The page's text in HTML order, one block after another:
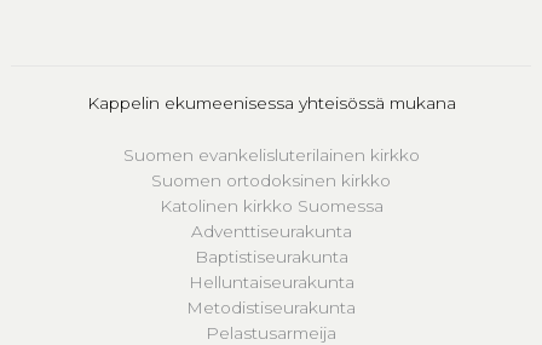
Kappelin ekumeenisessa yhteisössä mukana
Suomen evankelisluterilainen kirkko
Suomen ortodoksinen kirkko
Katolinen kirkko Suomessa
Adventtiseurakunta
Baptistiseurakunta
Helluntaiseurakunta
Metodistiseurakunta
Pelastusarmeija